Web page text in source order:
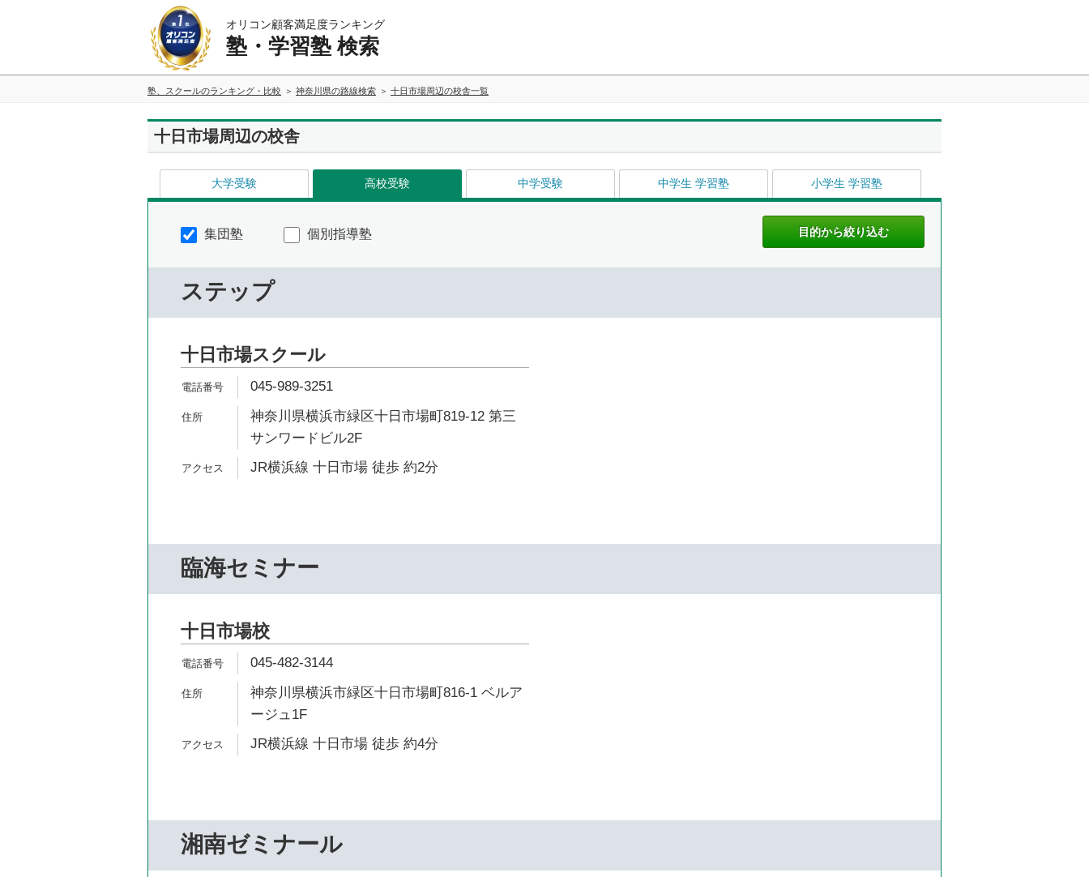
オリコン顧客満足度ランキング
塾・学習塾 検索
塾、スクールのランキング・比較 神奈川県の路線検索 十日市場周辺の校舎一覧
十日市場周辺の校舎
大学受験 高校受験 中学受験 中学生 学習塾 小学生 学習塾
集団塾 個別指導塾
ステップ
十日市場スクール
045-989-3251
神奈川県横浜市緑区十日市場町819-12 第三
サンワードビル2F
JR横浜線 十日市場 徒歩 約2分
臨海セミナー
十日市場校
045-482-3144
神奈川県横浜市緑区十日市場町816-1 ベルア
ージュ1F
JR横浜線 十日市場 徒歩 約4分
湘南ゼミナール